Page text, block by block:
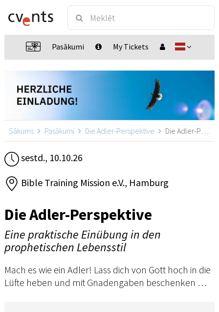
Pasākumi My Tickets
Sākums Pasākumi Die Adler-Perspektive Die Adler-Perspektive, Hamburg
sestd., 10.10.26
Bible Training Mission e.V., Hamburg
Die Adler-Perspektive
Eine praktische Einübung in den
prophetischen Lebensstil
Mach es wie ein Adler! Lass dich von Gott hoch in die
Lüfte heben und mit Gnadengaben beschenken …